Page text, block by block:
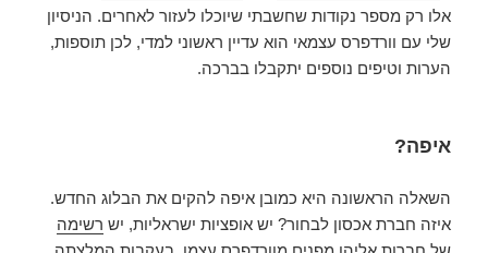
אלו רק מספר נקודות שחשבתי שיוכלו לעזור לאחרים. הניסיון
שלי עם וורדפרס עצמאי הוא עדיין ראשוני למדי, לכן תוספות,
הערות וטיפים נוספים יתקבלו בברכה.
איפה?
השאלה הראשונה היא כמובן איפה להקים את הבלוג החדש.
איזה חברת אכסון לבחור? יש אופציות ישראליות, יש רשימה